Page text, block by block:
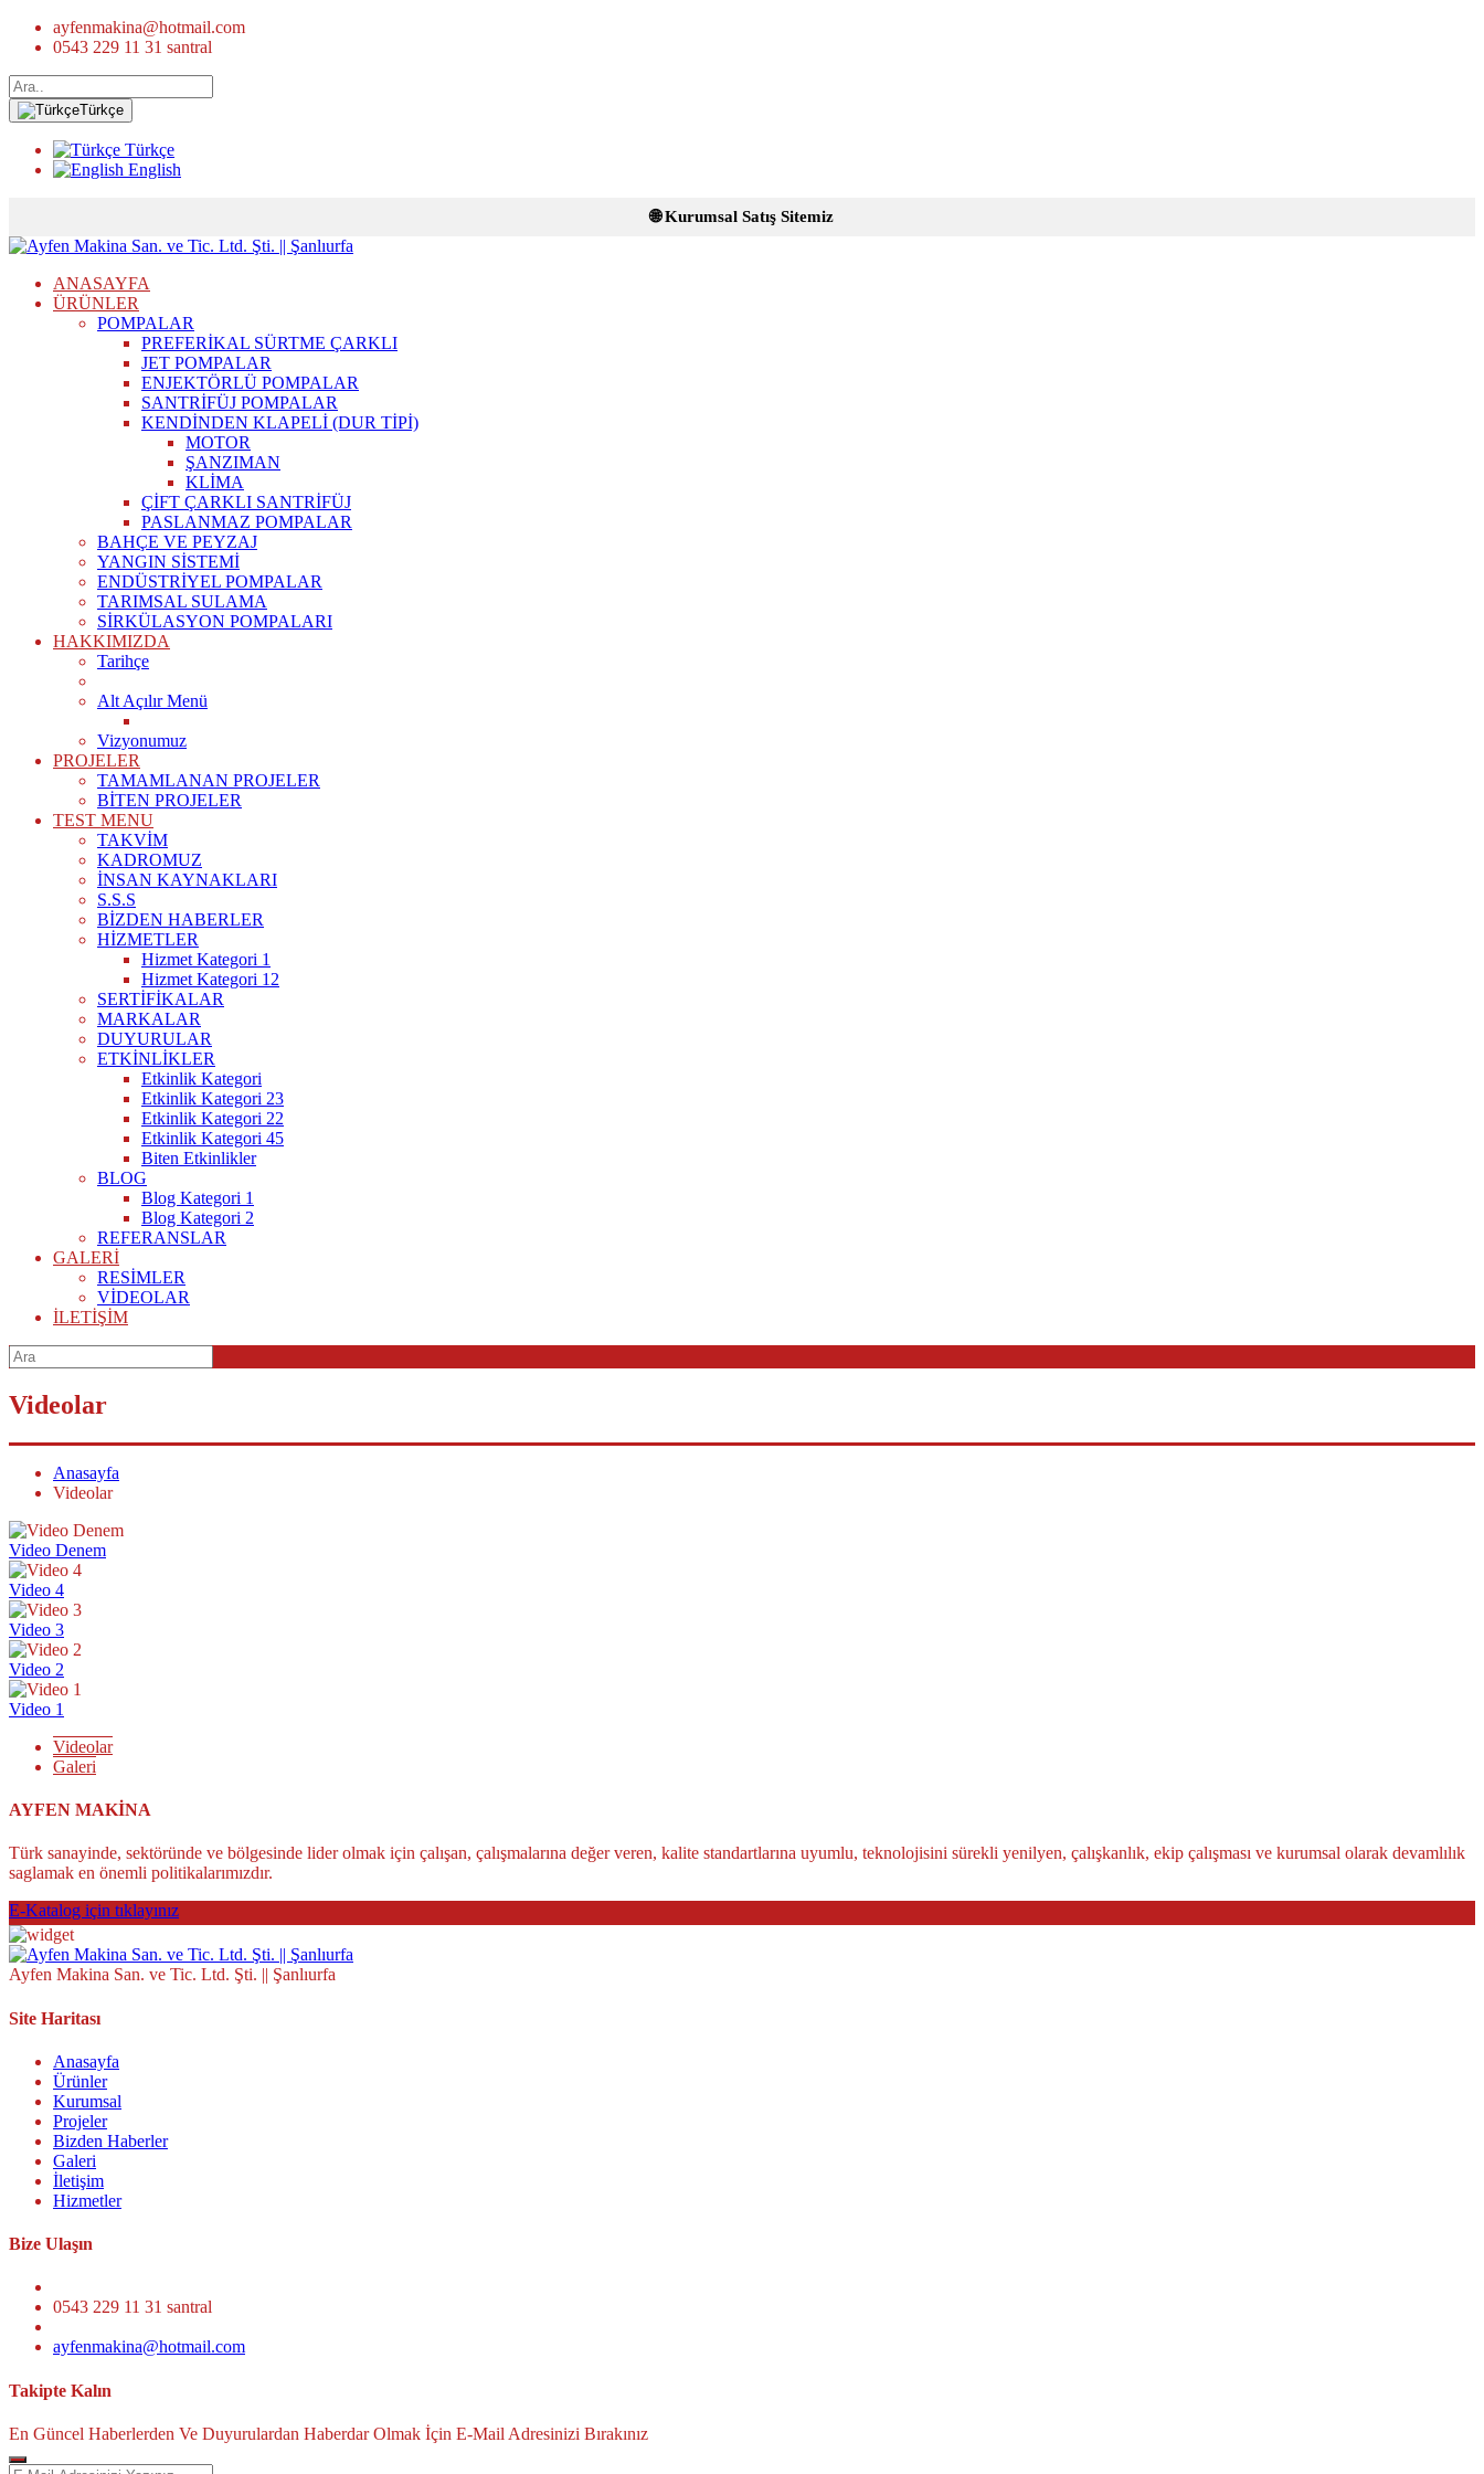
ayfenmakina@hotmail.com
0543 229 11 31 santral
Türkçe
Türkçe
English
🌐 Kurumsal Satış Sitemiz
ANASAYFA
ÜRÜNLER
POMPALAR
PREFERİKAL SÜRTME ÇARKLI
JET POMPALAR
ENJEKTÖRLÜ POMPALAR
SANTRİFÜJ POMPALAR
KENDİNDEN KLAPELİ (DUR TİPİ)
MOTOR
ŞANZIMAN
KLİMA
ÇİFT ÇARKLI SANTRİFÜJ
PASLANMAZ POMPALAR
BAHÇE VE PEYZAJ
YANGIN SİSTEMİ
ENDÜSTRİYEL POMPALAR
TARIMSAL SULAMA
SİRKÜLASYON POMPALARI
HAKKIMIZDA
Tarihçe
Alt Açılır Menü
Vizyonumuz
PROJELER
TAMAMLANAN PROJELER
BİTEN PROJELER
TEST MENU
TAKVİM
KADROMUZ
İNSAN KAYNAKLARI
S.S.S
BİZDEN HABERLER
HİZMETLER
Hizmet Kategori 1
Hizmet Kategori 12
SERTİFİKALAR
MARKALAR
DUYURULAR
ETKİNLİKLER
Etkinlik Kategori
Etkinlik Kategori 23
Etkinlik Kategori 22
Etkinlik Kategori 45
Biten Etkinlikler
BLOG
Blog Kategori 1
Blog Kategori 2
REFERANSLAR
GALERİ
RESİMLER
VİDEOLAR
İLETİŞİM
Videolar
Anasayfa
Videolar
Video Denem
Video 4
Video 3
Video 2
Video 1
Videolar
Galeri
AYFEN MAKİNA
Türk sanayinde, sektöründe ve bölgesinde lider olmak için çalışan, çalışmalarına değer veren, kalite standartlarına uyumlu, teknolojisini sürekli yenilyen, çalışkanlık, ekip çalışması ve kurumsal olarak devamlılık
saglamak en önemli politikalarımızdır.
E-Katalog için tıklayınız
Ayfen Makina San. ve Tic. Ltd. Şti. || Şanlıurfa
Site Haritası
Anasayfa
Ürünler
Kurumsal
Projeler
Bizden Haberler
Galeri
İletişim
Hizmetler
Bize Ulaşın
0543 229 11 31 santral
ayfenmakina@hotmail.com
Takipte Kalın
En Güncel Haberlerden Ve Duyurulardan Haberdar Olmak İçin E-Mail Adresinizi Bırakınız